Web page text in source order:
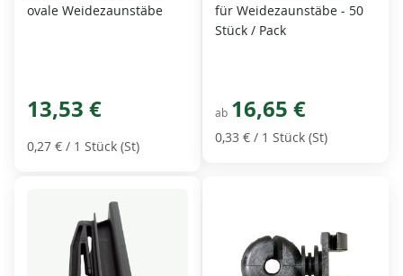
ovale Weidezaunstäbe
13,53 €
0,27 € / 1 Stück (St)
für Weidezaunstäbe - 50
Stück / Pack
ab 16,65 €
0,33 € / 1 Stück (St)